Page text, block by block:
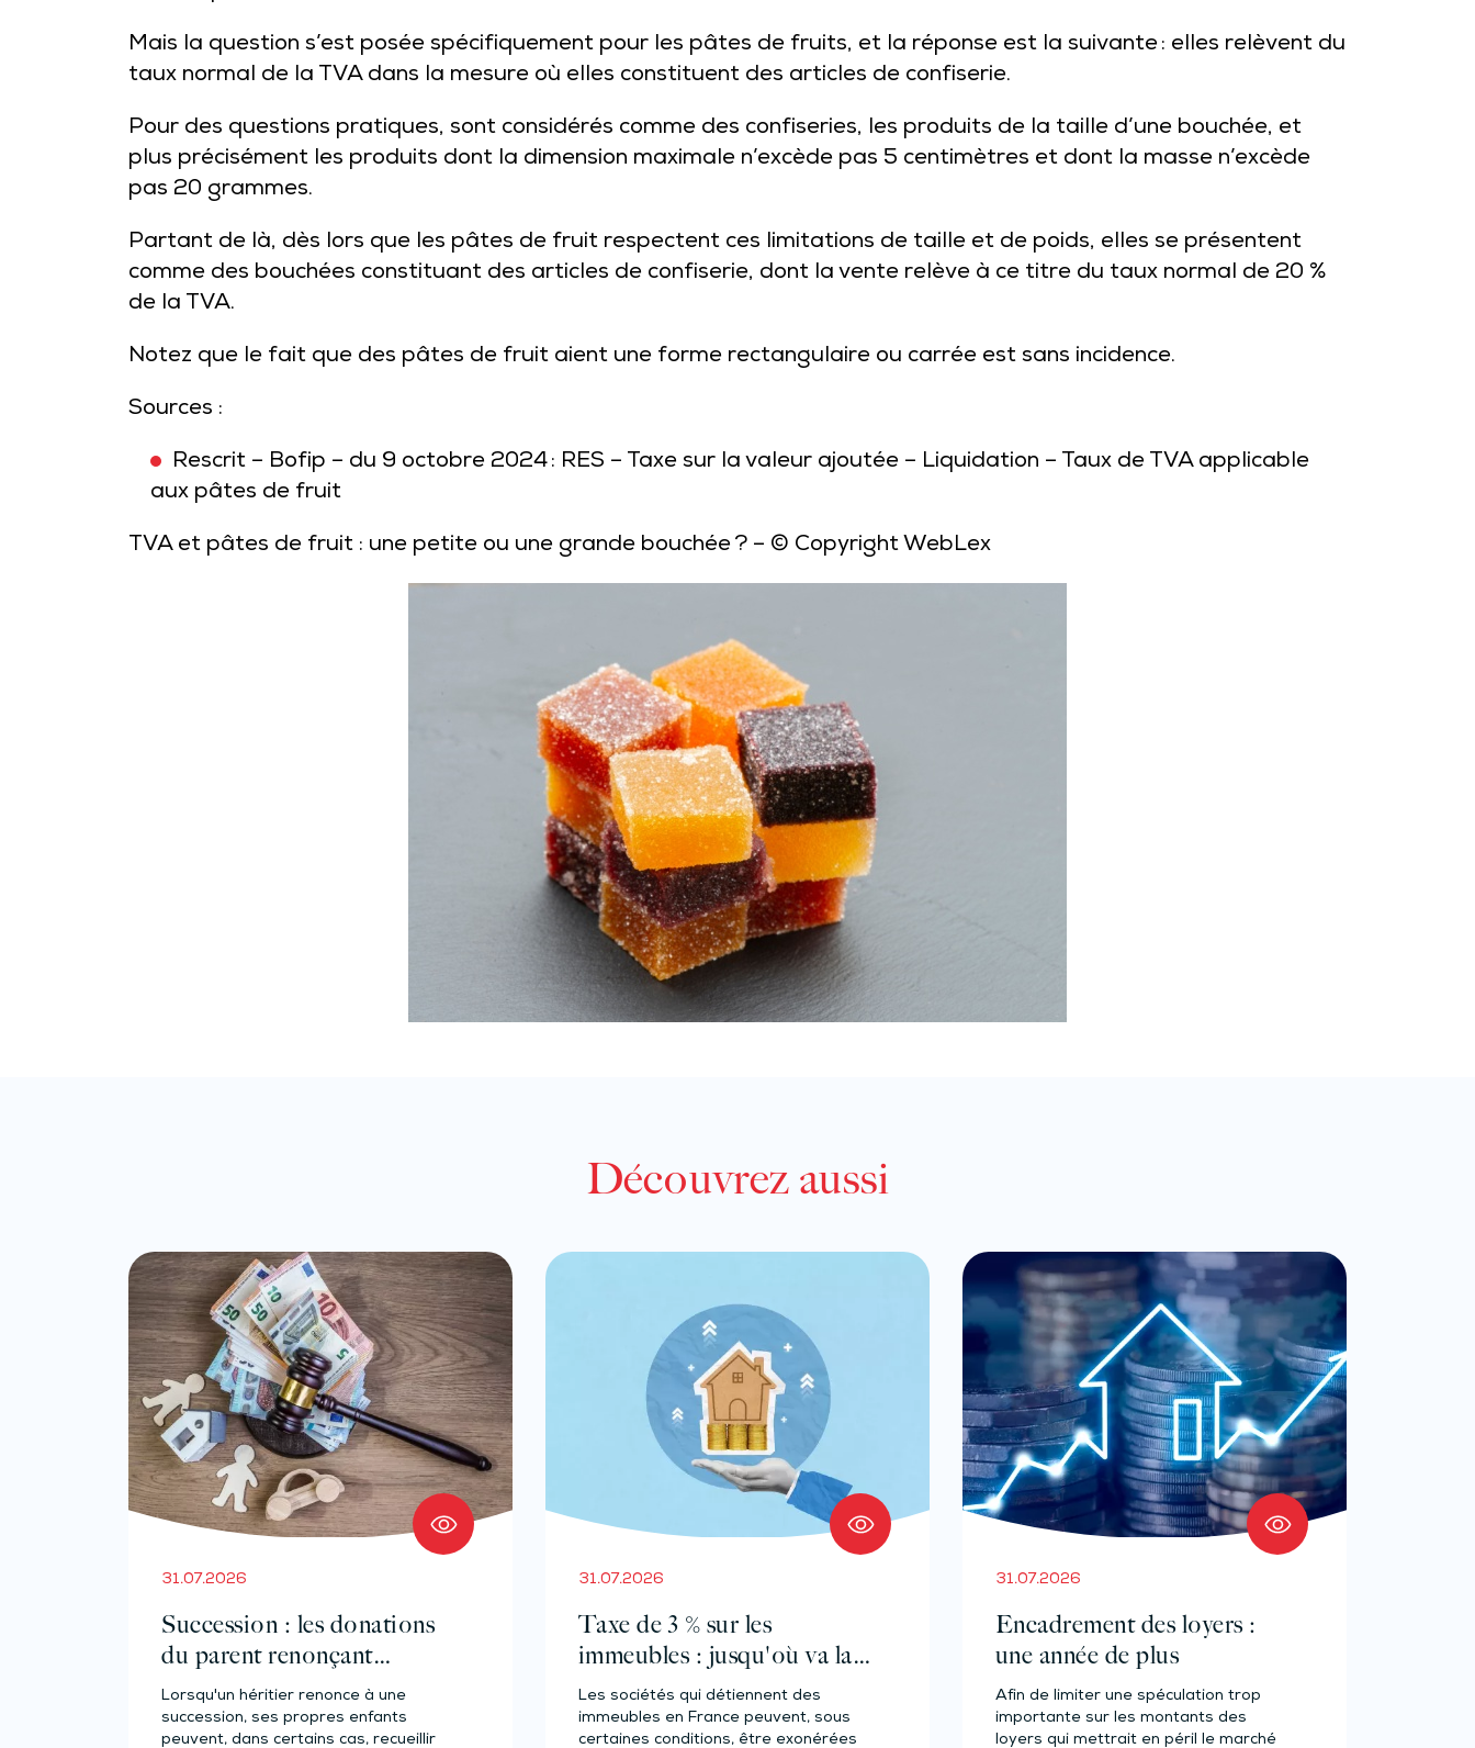
Mais la question s’est posée spécifiquement pour les pâtes de fruits, et la réponse est la suivante : elles relèvent du
taux normal de la TVA dans la mesure où elles constituent des articles de confiserie.
Pour des questions pratiques, sont considérés comme des confiseries, les produits de la taille d’une bouchée, et
plus précisément les produits dont la dimension maximale n’excède pas 5 centimètres et dont la masse n’excède
pas 20 grammes.
Partant de là, dès lors que les pâtes de fruit respectent ces limitations de taille et de poids, elles se présentent
comme des bouchées constituant des articles de confiserie, dont la vente relève à ce titre du taux normal de 20 %
de la TVA.
Notez que le fait que des pâtes de fruit aient une forme rectangulaire ou carrée est sans incidence.
Sources :
Rescrit – Bofip – du 9 octobre 2024 : RES – Taxe sur la valeur ajoutée – Liquidation – Taux de TVA applicable
aux pâtes de fruit
TVA et pâtes de fruit : une petite ou une grande bouchée ? – © Copyright WebLex
Découvrez aussi
31.07.2026
Succession : les donations
du parent renonçant
comptent-elles ?
Lorsqu'un héritier renonce à une
succession, ses propres enfants
peuvent, dans certains cas, recueillir
31.07.2026
Taxe de 3 % sur les
immeubles : jusqu'où va la
tolérance de
l'administration ?
Les sociétés qui détiennent des
immeubles en France peuvent, sous
certaines conditions, être exonérées
31.07.2026
Encadrement des loyers :
une année de plus
Afin de limiter une spéculation trop
importante sur les montants des
loyers qui mettrait en péril le marché